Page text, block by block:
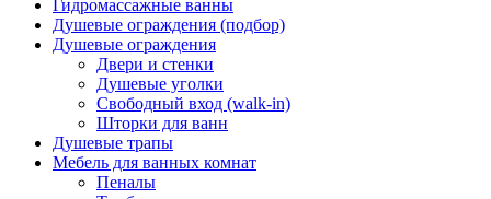
Гидромассажные ванны
Душевые ограждения (подбор)
Душевые ограждения
Двери и стенки
Душевые уголки
Свободный вход (walk-in)
Шторки для ванн
Душевые трапы
Мебель для ванных комнат
Пеналы